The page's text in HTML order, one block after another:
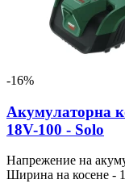
-16%
Акумулаторна
18V-100 - Solo
Напрежение на
Ширина на косене -